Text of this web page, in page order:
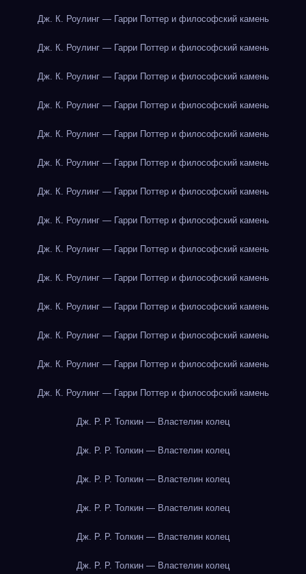
Дж. К. Роулинг — Гарри Поттер и философский камень
Дж. К. Роулинг — Гарри Поттер и философский камень
Дж. К. Роулинг — Гарри Поттер и философский камень
Дж. К. Роулинг — Гарри Поттер и философский камень
Дж. К. Роулинг — Гарри Поттер и философский камень
Дж. К. Роулинг — Гарри Поттер и философский камень
Дж. К. Роулинг — Гарри Поттер и философский камень
Дж. К. Роулинг — Гарри Поттер и философский камень
Дж. К. Роулинг — Гарри Поттер и философский камень
Дж. К. Роулинг — Гарри Поттер и философский камень
Дж. К. Роулинг — Гарри Поттер и философский камень
Дж. К. Роулинг — Гарри Поттер и философский камень
Дж. К. Роулинг — Гарри Поттер и философский камень
Дж. К. Роулинг — Гарри Поттер и философский камень
Дж. Р. Р. Толкин — Властелин колец
Дж. Р. Р. Толкин — Властелин колец
Дж. Р. Р. Толкин — Властелин колец
Дж. Р. Р. Толкин — Властелин колец
Дж. Р. Р. Толкин — Властелин колец
Дж. Р. Р. Толкин — Властелин колец